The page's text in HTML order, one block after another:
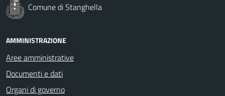
Comune di Stanghella
AMMINISTRAZIONE
Aree amministrative
Documenti e dati
Organi di governo